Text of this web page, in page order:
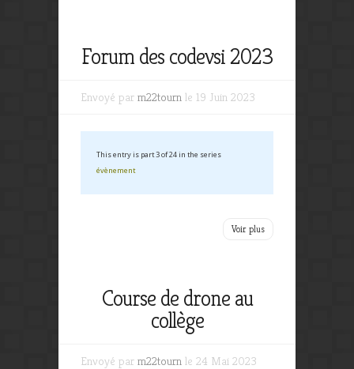
Forum des codevsi 2023
Envoyé par m22tourn le 19 Juin 2023
This entry is part 3 of 24 in the series
évènement
Voir plus
Course de drone au
collège
Envoyé par m22tourn le 24 Mai 2023